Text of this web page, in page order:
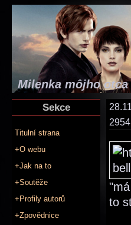
Milenka môjho otca
Sekce
Titulní strana
+O webu
+Jak na to
+Soutěže
+Profily autorů
+Zpovědnice
to